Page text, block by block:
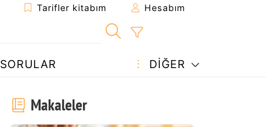
Tarifler kitabım Hesabım
SORULAR DIĞER
Makaleler